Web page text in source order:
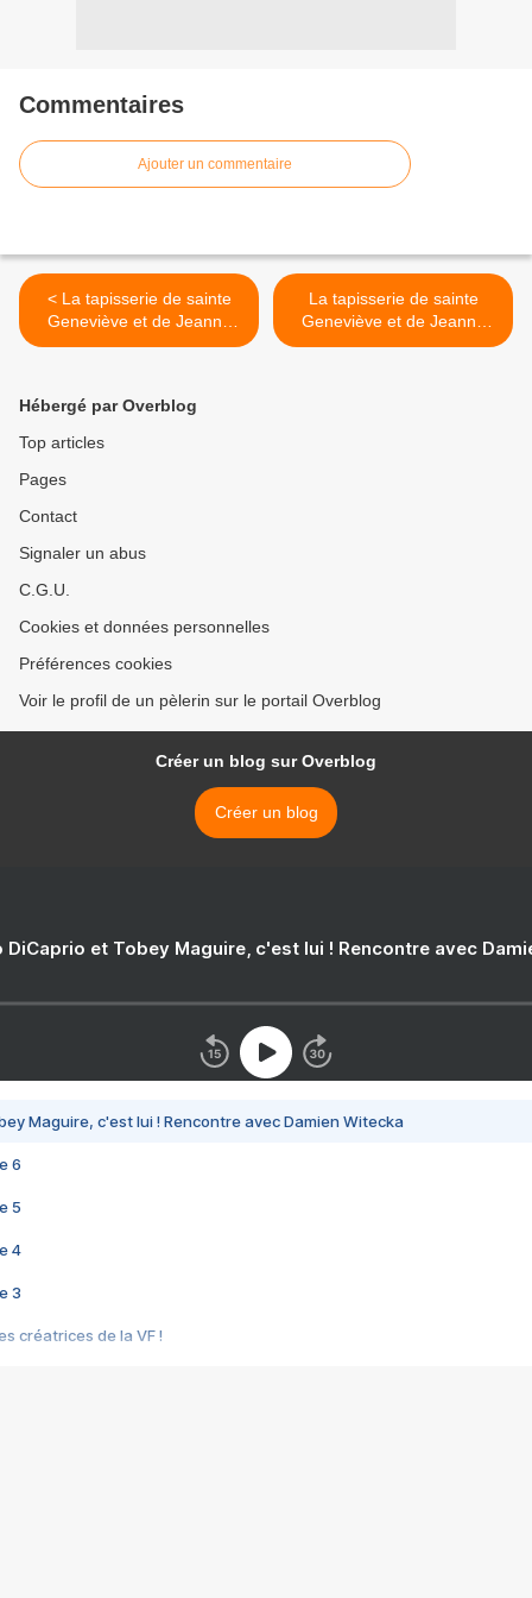
Commentaires
Ajouter un commentaire
< La tapisserie de sainte
Geneviève et de Jeanne
d’Arc - deuxième jour
La tapisserie de sainte
Geneviève et de Jeanne
d’Arc - troisième jour >
Hébergé par Overblog
Top articles
Pages
Contact
Signaler un abus
C.G.U.
Cookies et données personnelles
Préférences cookies
Voir le profil de un pèlerin sur le portail Overblog
Créer un blog sur Overblog
Créer un blog
DiCaprio et Tobey Maguire, c'est lui ! Rencontre avec
Maguire, c'est lui ! Rencontre avec Damien Witecka
6
5
4
3
créatrices de la VF !